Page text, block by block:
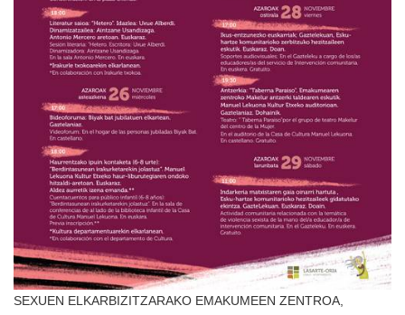
SEXUEN ELKARBIZITZARAKO EMAKUMEEN ZENTROA,